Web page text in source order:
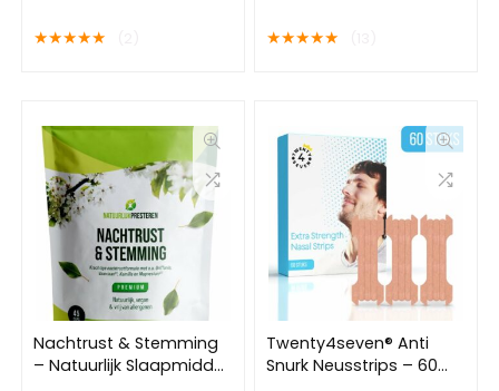
ontspanning dat helpt
om lekker te slapen – 30
★★★★★
Slaapkamer Decoratie
★★★★★
Nachtrust & Stemming
– Natuurlijk Slaapmiddel
Twenty4seven® Anti
Snurk Neusstrips – 60